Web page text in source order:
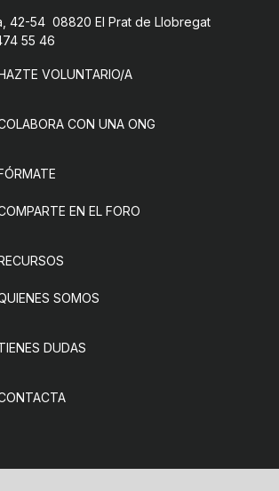
42-54 08820 El Prat de Llobregat
55 46
VOLUNTARIO/A
CON UNA ONG
EN EL FORO
SOMOS
DUDAS